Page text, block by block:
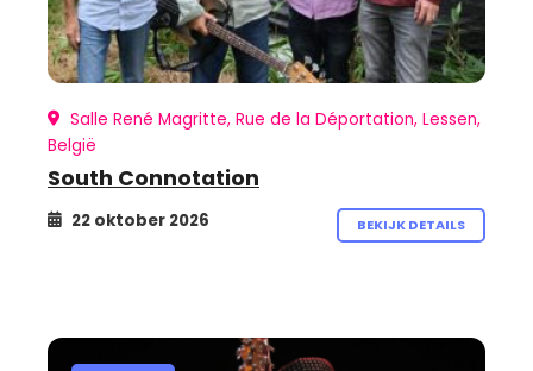
Salle René Magritte, Rue de la Déportation, Lessen,
België
South Connotation
22 oktober 2026 BEKIJK DETAILS